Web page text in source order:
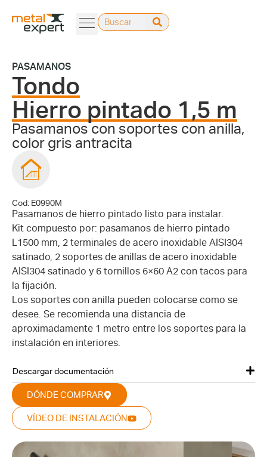
PASAMANOS
Tondo
Hierro pintado 1,5 m
Pasamanos con soportes con anilla,
color gris antracita
Cod: E0990M
Pasamanos de hierro pintado listo para instalar.
Kit compuesto por: pasamanos de hierro pintado
L1500 mm, 2 terminales de acero inoxidable AISI304
satinado, 2 soportes de anillas de acero inoxidable
AISI304 satinado y 6 tornillos 6×60 A2 con tacos para
la fijación.
Los soportes con anilla pueden colocarse como se
desee. Se recomienda una distancia de
aproximadamente 1 metro entre los soportes para la
instalación en interiores.
Descargar documentación
DÓNDE COMPRAR
VÍDEO DE INSTALACIÓN